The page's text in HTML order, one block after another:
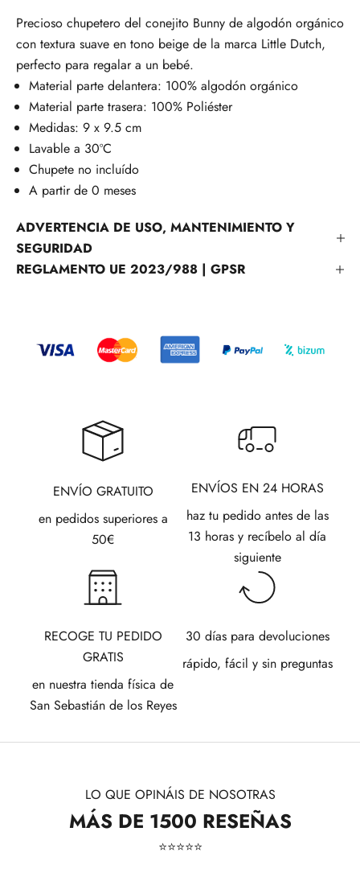
Precioso chupetero del conejito Bunny de algodón orgánico
con textura suave en tono beige de la marca Little Dutch,
perfecto para regalar a un bebé.
Material parte delantera: 100% algodón orgánico
Material parte trasera: 100% Poliéster
Medidas: 9 x 9.5 cm
Lavable a 30ºC
Chupete no incluído
A partir de 0 meses
ADVERTENCIA DE USO, MANTENIMIENTO Y
SEGURIDAD
REGLAMENTO UE 2023/988 | GPSR
ENVÍO GRATUITO
en pedidos superiores a
50€
ENVÍOS EN 24 HORAS
haz tu pedido antes de las
13 horas y recíbelo al día
siguiente
RECOGE TU PEDIDO
GRATIS
en nuestra tienda física de
San Sebastián de los Reyes
30 días para devoluciones
rápido, fácil y sin preguntas
LO QUE OPINÁIS DE NOSOTRAS
MÁS DE 1500 RESEÑAS
⭐​⭐​⭐​⭐​⭐​